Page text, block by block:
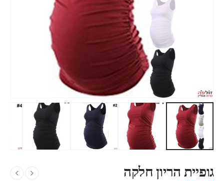
גופיית הריון חלקה